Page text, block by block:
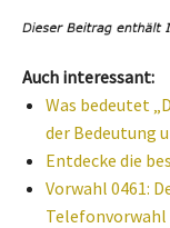
Auch interessant:
Was bedeutet
der Bedeutung
Entdecke die
Vorwahl 0461:
Telefonvorwahl